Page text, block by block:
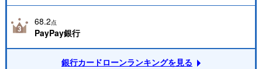
68.2点
PayPay銀行
銀行カードローンランキングを見る